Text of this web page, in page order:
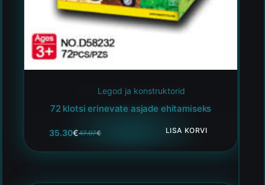
Legod ja konstruktorid
72 klotsi erinevate asjade ehitamiseks
47.07€
35.30€ LISA KORVI